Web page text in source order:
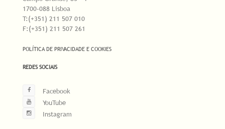
1700-088 Lisboa
T:(+351) 211 507 010
F:(+351) 211 507 261
POLÍTICA DE PRIVACIDADE E COOKIES
REDES SOCIAIS
Facebook
YouTube
Instagram